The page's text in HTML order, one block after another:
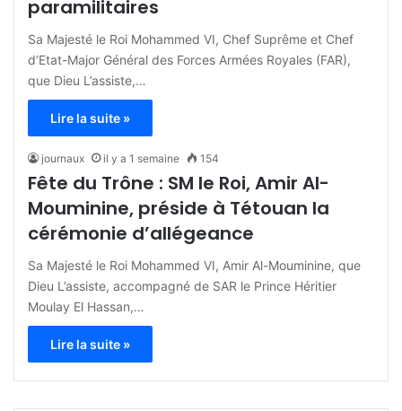
paramilitaires
Sa Majesté le Roi Mohammed VI, Chef Suprême et Chef
d’Etat-Major Général des Forces Armées Royales (FAR),
que Dieu L’assiste,…
Lire la suite »
journaux il y a 1 semaine 154
Fête du Trône : SM le Roi, Amir Al-
Mouminine, préside à Tétouan la
cérémonie d’allégeance
Sa Majesté le Roi Mohammed VI, Amir Al-Mouminine, que
Dieu L’assiste, accompagné de SAR le Prince Héritier
Moulay El Hassan,…
Lire la suite »